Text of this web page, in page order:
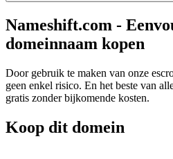
Nameshift.com -
domeinnaam kopen
Door gebruik te maken van onze
geen enkel risico. En het beste van
gratis zonder bijkomende kosten.
Koop dit domein